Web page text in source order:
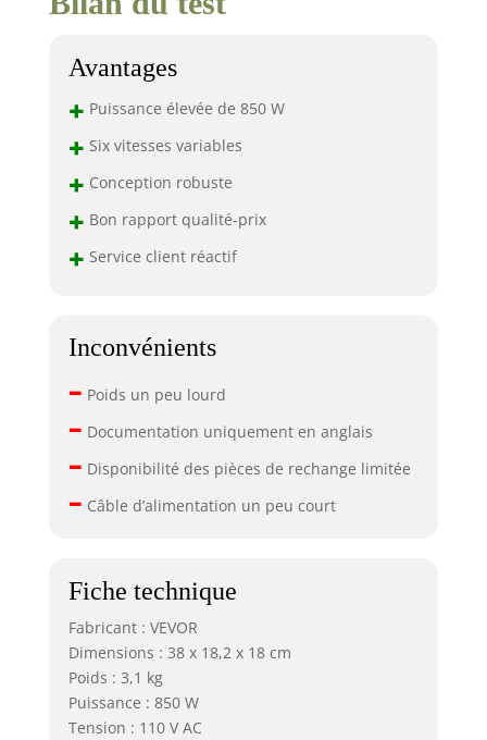
Avantages
+ Puissance élevée de 850 W
+ Six vitesses variables
+ Conception robuste
+ Bon rapport qualité-prix
+ Service client réactif
Inconvénients
– Poids un peu lourd
– Documentation uniquement en anglais
– Disponibilité des pièces de rechange limitée
– Câble d’alimentation un peu court
Fiche technique
Fabricant : VEVOR
Dimensions : 38 x 18,2 x 18 cm
Poids : 3,1 kg
Puissance : 850 W
Tension : 110 V AC